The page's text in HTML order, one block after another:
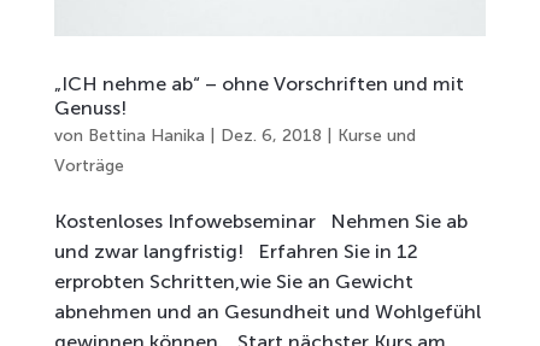
„ICH nehme ab“ – ohne Vorschriften und mit
Genuss!
von Bettina Hanika Dez. 6, 2018
Kurse und
Vorträge
Kostenloses Infowebseminar Nehmen Sie ab
und zwar langfristig! Erfahren Sie in 12
erprobten Schritten,wie Sie an Gewicht
abnehmen und an Gesundheit und Wohlgefühl